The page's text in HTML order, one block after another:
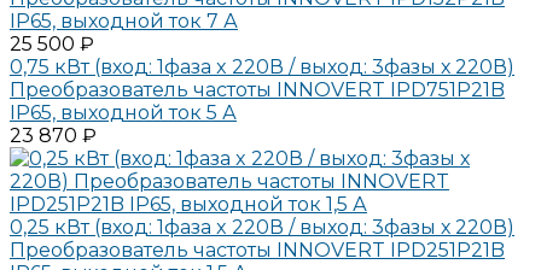
IP65, выходной ток 7 А
25 500 ₽
0,75 кВт (вход: 1фаза x 220В / выход: 3фазы х 220В)
Преобразователь частоты INNOVERT IPD751P21B
IP65, выходной ток 5 А
23 870 ₽
0,25 кВт (вход: 1фаза x 220В / выход: 3фазы х 220В)
Преобразователь частоты INNOVERT IPD251P21B